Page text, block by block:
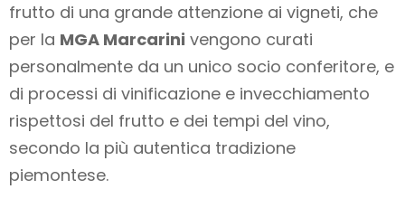
frutto di una grande attenzione ai vigneti, che
per la MGA Marcarini vengono curati
personalmente da un unico socio conferitore, e
di processi di vinificazione e invecchiamento
rispettosi del frutto e dei tempi del vino,
secondo la più autentica tradizione
piemontese.